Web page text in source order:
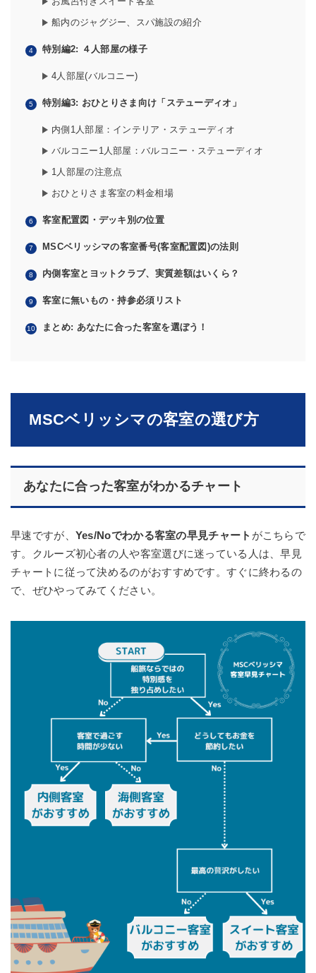
船内のジャグジー、スパ施設の紹介
特別編2: ４人部屋の様子
4人部屋(バルコニー)
特別編3: おひとりさま向け「ステューディオ」
内側1人部屋：インテリア・ステューディオ
バルコニー1人部屋：バルコニー・ステューディオ
1人部屋の注意点
おひとりさま客室の料金相場
客室配置図・デッキ別の位置
MSCベリッシマの客室番号(客室配置図)の法則
内側客室とヨットクラブ、実質差額はいくら？
客室に無いもの・持参必須リスト
まとめ: あなたに合った客室を選ぼう！
MSCベリッシマの客室の選び方
あなたに合った客室がわかるチャート
早速ですが、 Yes/Noでわかる客室の早見チャート がこちらで
す。クルーズ初心者の人や客室選びに迷っている人は、早見
チャートに従って決めるのがおすすめです。すぐに終わるの
で、ぜひやってみてください。